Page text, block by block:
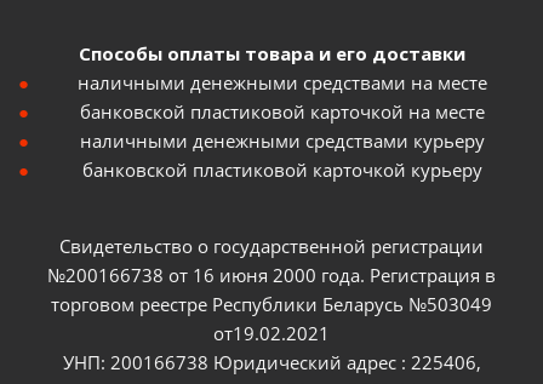
Способы оплаты товара и его доставки
наличными денежными средствами на месте
банковской пластиковой карточкой на месте
наличными денежными средствами курьеру
банковской пластиковой карточкой курьеру
Свидетельство о государственной регистрации
№200166738 от 16 июня 2000 года. Регистрация в
торговом реестре Республики Беларусь №503049
от19.02.2021
УНП: 200166738 Юридический адрес : 225406,